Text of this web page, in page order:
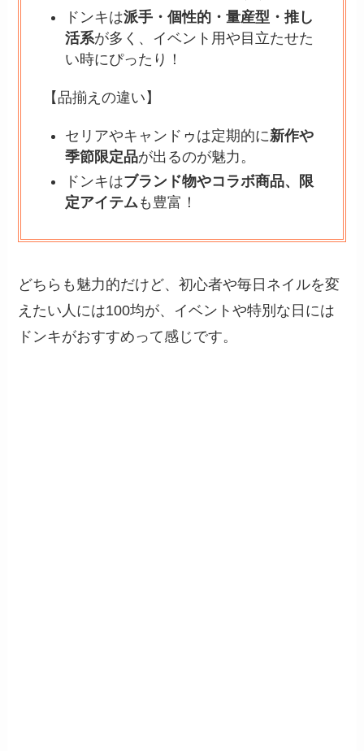
ドンキは派手・個性的・量産型・推し
活系が多く、イベント用や目立たせた
い時にぴったり！
【品揃えの違い】
セリアやキャンドゥは定期的に新作や
季節限定品が出るのが魅力。
ドンキはブランド物やコラボ商品、限
定アイテムも豊富！
どちらも魅力的だけど、初心者や毎日ネイルを変
えたい人には100均が、イベントや特別な日には
ドンキがおすすめって感じです。